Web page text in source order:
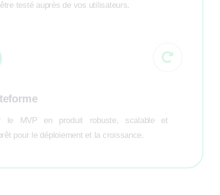
testé auprès de vos utilisateurs.
le MVP en produit robuste, scalable et
pour le déploiement et la croissance.